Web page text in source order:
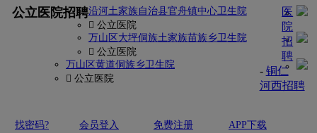
公立医院招聘沿河土家族自治县官舟镇中心卫生院
 公立医院
万山区大坪侗族土家族苗族乡卫生院
 公立医院
万山区黄道侗族乡卫生院
 公立医院
医
院
招
聘
- 铜仁
河西招聘
找密码? 会员登入 免费注册
APP下载